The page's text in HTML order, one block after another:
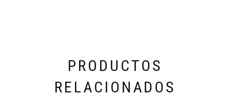
PRODUCTOS
RELACIONADOS